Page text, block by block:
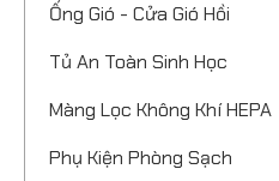
Ống Gió - Cửa Gió Hồi
Tủ An Toàn Sinh Học
Màng Lọc Không Khí HEPA
Phụ Kiện Phòng Sạch